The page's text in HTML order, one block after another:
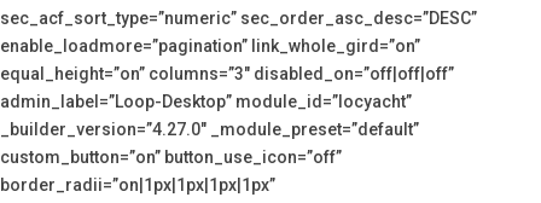
sec_acf_sort_type=”numeric” sec_order_asc_desc=”DESC”
enable_loadmore=”pagination” link_whole_gird=”on”
equal_height=”on” columns=”3″ disabled_on=”off|off|off”
admin_label=”Loop-Desktop” module_id=”locyacht”
_builder_version=”4.27.0″ _module_preset=”default”
custom_button=”on” button_use_icon=”off”
border_radii=”on|1px|1px|1px|1px”